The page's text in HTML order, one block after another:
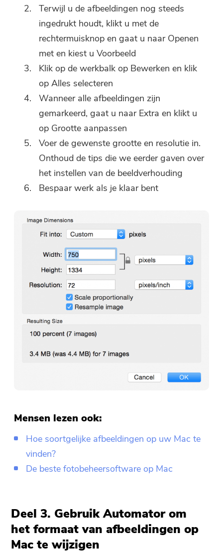
Terwijl u de afbeeldingen nog steeds
ingedrukt houdt, klikt u met de
rechtermuisknop en gaat u naar Openen
met en kiest u Voorbeeld
Klik op de werkbalk op Bewerken en klik
op Alles selecteren
Wanneer alle afbeeldingen zijn
gemarkeerd, gaat u naar Extra en klikt u
op Grootte aanpassen
Voer de gewenste grootte en resolutie in.
Onthoud de tips die we eerder gaven over
het instellen van de beeldverhouding
Bespaar werk als je klaar bent
Mensen lezen ook:
Hoe soortgelijke afbeeldingen op uw Mac te
vinden?
De beste fotobeheersoftware op Mac
Deel 3. Gebruik Automator om
het formaat van afbeeldingen op
Mac te wijzigen